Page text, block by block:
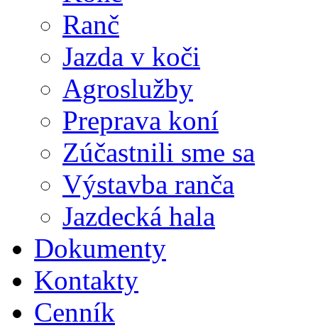
Ranč
Jazda v koči
Agroslužby
Preprava koní
Zúčastnili sme sa
Výstavba ranča
Jazdecká hala
Dokumenty
Kontakty
Cenník